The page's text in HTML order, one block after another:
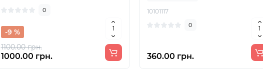
0
1100.00 грн.
-9 %
1000.00 грн.
10101117
0
360.00 грн.